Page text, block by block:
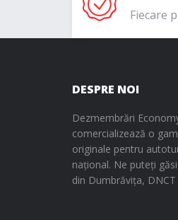
Fiecare
DESPRE NOI
Dezmembrări
comercializează o
originale pentru
național. Ne puteți
din Dumbrăvița,